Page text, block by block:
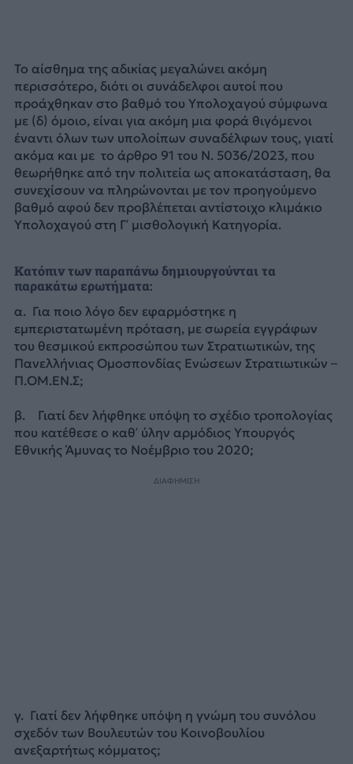
Το αίσθημα της αδικίας μεγαλώνει ακόμη
περισσότερο, διότι οι συνάδελφοι αυτοί που
προάχθηκαν στο βαθμό του Υπολοχαγού σύμφωνα
με (δ) όμοιο, είναι για ακόμη μια φορά θιγόμενοι
έναντι όλων των υπολοίπων συναδέλφων τους, γιατί
ακόμα και με το άρθρο 91 του Ν. 5036/2023, που
θεωρήθηκε από την πολιτεία ως αποκατάσταση, θα
συνεχίσουν να πληρώνονται με τον προηγούμενο
βαθμό αφού δεν προβλέπεται αντίστοιχο κλιμάκιο
Υπολοχαγού στη Γ’ μισθολογική Κατηγορία.
Κατόπιν των παραπάνω δημιουργούνται τα
παρακάτω ερωτήματα:
α. Για ποιο λόγο δεν εφαρμόστηκε η
εμπεριστατωμένη πρόταση, με σωρεία εγγράφων
του θεσμικού εκπροσώπου των Στρατιωτικών, της
Πανελλήνιας Ομοσπονδίας Ενώσεων Στρατιωτικών –
Π.ΟΜ.ΕΝ.Σ;
β. Γιατί δεν λήφθηκε υπόψη το σχέδιο τροπολογίας
που κατέθεσε ο καθ’ ύλην αρμόδιος Υπουργός
Εθνικής Άμυνας το Νοέμβριο του 2020;
ΔΙΑΦΗΜΙΣΗ
γ. Γιατί δεν λήφθηκε υπόψη η γνώμη του συνόλου
σχεδόν των Βουλευτών του Κοινοβουλίου
ανεξαρτήτως κόμματος;